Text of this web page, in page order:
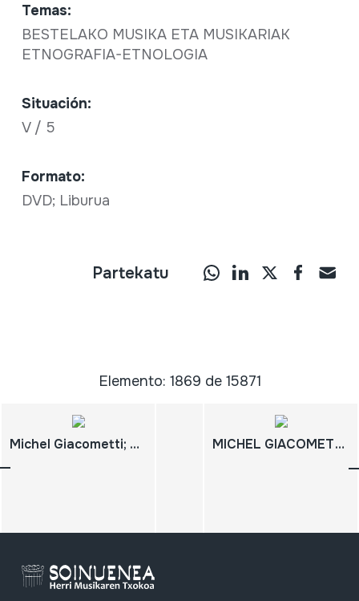
Temas:
BESTELAKO MUSIKA ETA MUSIKARIAK
ETNOGRAFIA-ETNOLOGIA
Situación:
V / 5
Formato:
DVD; Liburua
Partekatu
Elemento: 1869 de 15871
Michel Giacometti; 08; FILMOGRAFIA COMPLETA MICHEL GIACOMETTI; 06; FILMOGRAFIA COMPLETA